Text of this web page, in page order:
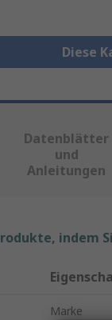
Diese
Datenblätter
und
Anleitungen
indem
Marke